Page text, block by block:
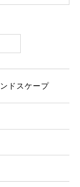
ドスケープ